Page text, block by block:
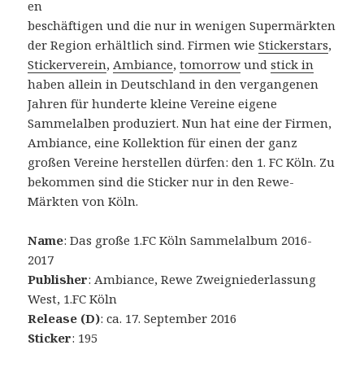
en
beschäftigen und die nur in wenigen Supermärkten
der Region erhältlich sind. Firmen wieStickerstars,
Stickerverein, Ambiance,tomorrow undstick in
haben allein in Deutschland in den vergangenen
Jahren für hunderte kleine Vereine eigene
Sammelalben produziert. Nun hat eine der Firmen,
Ambiance, eine Kollektion für einen der ganz
großen Vereine herstellen dürfen: den 1. FC Köln. Zu
bekommen sind die Sticker nur in den Rewe-
Märkten von Köln.
Name: Das große 1.FC Köln Sammelalbum 2016-
2017
Publisher: Ambiance, Rewe Zweigniederlassung
West, 1.FC Köln
Release (D): ca. 17. September 2016
Sticker: 195